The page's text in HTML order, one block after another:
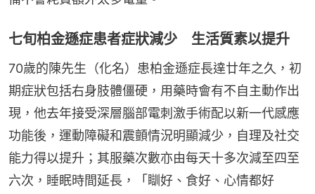
七旬柏金遜症患者症狀減少 生活質素以提升
70歲的陳先生（化名）患柏金遜症長達廿年之久，初
期症狀包括右身肢體僵硬，用藥時會有不自主動作出
現，他去年接受深層腦部電刺激手術配以新一代感應
功能後，運動障礙和震顫情況明顯減少，自理及社交
能力得以提升；其服藥次數亦由每天十多次減至四至
六次，睡眠時間延長，「瞓好、食好、心情都好